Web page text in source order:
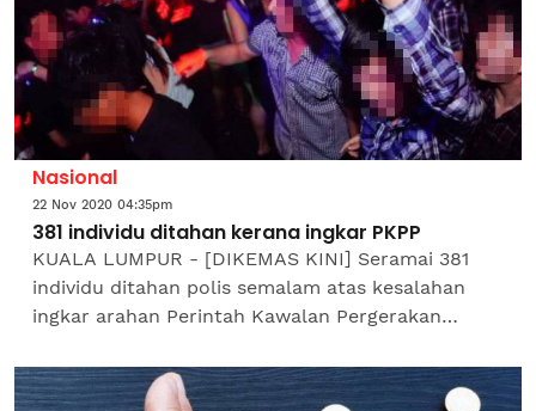
Nasional
22 Nov 2020 04:35pm
381 individu ditahan kerana ingkar PKPP
KUALA LUMPUR - [DIKEMAS KINI] Seramai 381
individu ditahan polis semalam atas kesalahan
ingkar arahan Perintah Kawalan Pergerakan
dikompaun, manakala empat...